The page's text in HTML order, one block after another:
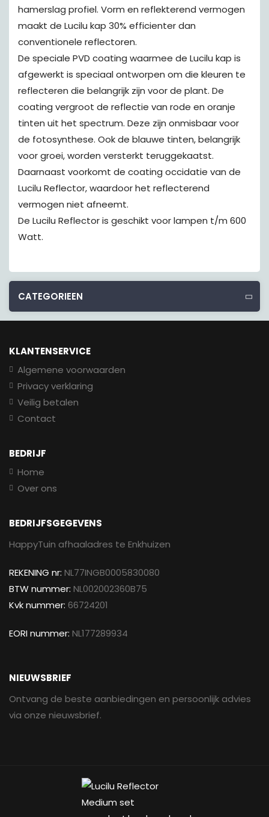
hamerslag profiel. Vorm en reflekterend vermogen
maakt de Lucilu kap 30% efficienter dan
conventionele reflectoren.
De speciale PVD coating waarmee de Lucilu kap is
afgewerkt is speciaal ontworpen om die kleuren te
reflecteren die belangrijk zijn voor de plant. De
coating vergroot de reflectie van rode en oranje
tinten uit het spectrum. Deze zijn onmisbaar voor
de fotosynthese. Ook de blauwe tinten, belangrijk
voor groei, worden versterkt teruggekaatst.
Daarnaast voorkomt de coating occidatie van de
Lucilu Reflector, waardoor het reflecterend
vermogen niet afneemt.
De Lucilu Reflector is geschikt voor lampen t/m 600
Watt.
CATEGORIEEN
KLANTENSERVICE
Algemene voorwaarden
Privacy verklaring
Veilig betalen
Contact
BEDRIJF
Home
Over ons
BEDRIJFSGEGEVENS
HappyTuin afhaaladres te Enkhuizen
REKENING nr: NL77INGB0005830080
BTW nummer: NL002002360B75
Kvk nummer: 66724201
EORI nummer: NL177289934
NIEUWSBRIEF
Ontvang de beste aanbiedingen en persoonlijk advies
via onze nieuwsbrief.